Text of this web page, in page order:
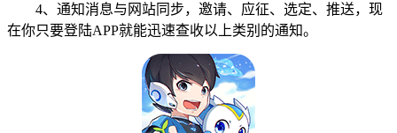
4、通知消息与网站同步，邀请、应征、选定、推送，现
在你只要登陆APP就能迅速查收以上类别的通知。